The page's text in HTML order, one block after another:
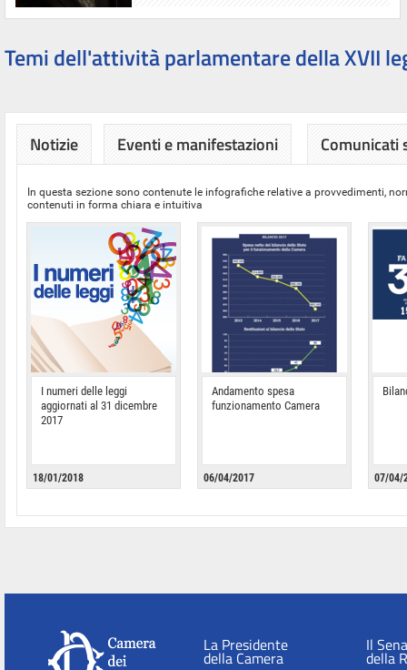
Temi dell'attività parlamentare della XVII
Notizie Eventi e manifestazioni Comunicati
In questa sezione sono contenute le infografiche relative a provvedimenti,
contenuti in forma chiara e intuitiva
I numeri delle leggi
aggiornati al 31 dicembre
2017
18/01/2018
Andamento spesa
funzionamento Camera
06/04/2017 07/04/
La Presidente
della Camera
Il
della